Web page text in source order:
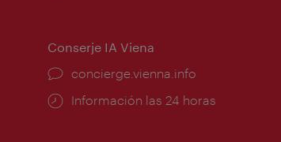
Conserje IA Viena
concierge.vienna.info
Información las 24 horas